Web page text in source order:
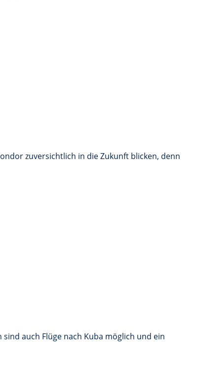
zuversichtlich in die Zukunft blicken, denn
auch Flüge nach Kuba möglich und ein